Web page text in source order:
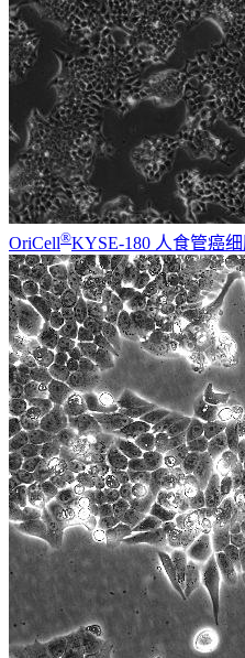
OriCell®KYSE-180 人食管癌